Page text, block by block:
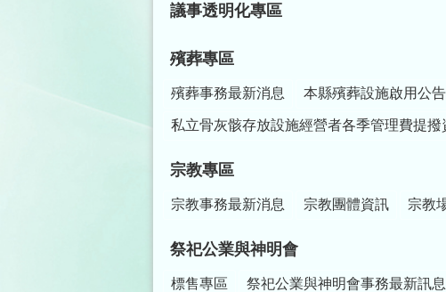
議事透明化專區
殯葬專區
殯葬事務最新消息 本縣殯葬設施啟用公
私立骨灰骸存放設施經營者各季管理費提撥
宗教專區
宗教事務最新消息 宗教團體資訊 宗教
祭祀公業與神明會
標售專區 祭祀公業與神明會事務最新訊息